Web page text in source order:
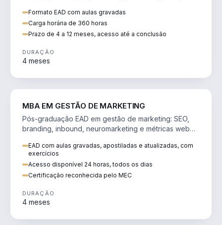
Formato EAD com aulas gravadas
Carga horária de 360 horas
Prazo de 4 a 12 meses, acesso até a conclusão
DURAÇÃO
4 meses
MBA EM GESTÃO DE MARKETING
Pós-graduação EAD em gestão de marketing: SEO,
branding, inbound, neuromarketing e métricas web
EAD com aulas gravadas, apostiladas e atualizadas, com
exercícios
Acesso disponível 24 horas, todos os dias
Certificação reconhecida pelo MEC
DURAÇÃO
4 meses